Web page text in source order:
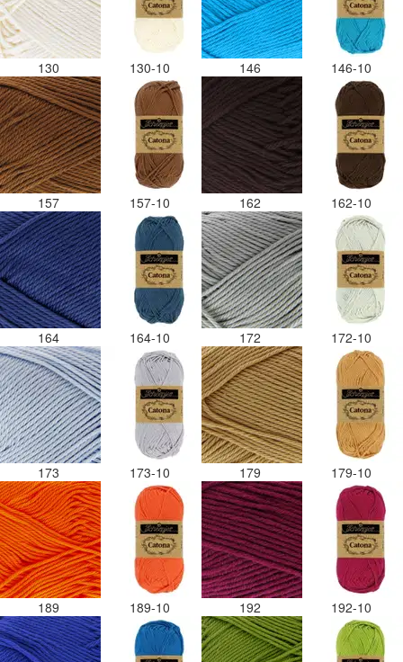
130 130-10 146 146-10
157 157-10 162 162-10
164 164-10 172 172-10
173 173-10 179 179-10
189 189-10 192 192-10